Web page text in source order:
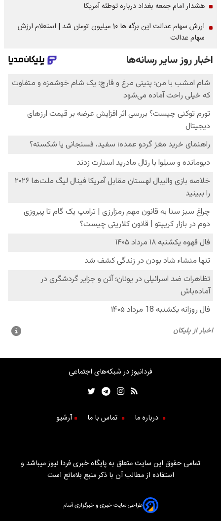
هشدار امام جمعه بغداد درباره توطئه آمریکا
ارزش سهام عدالت این برگه ها 10 میلیون تومان شد | استعلام ارزش
سهام عدالت
فردانیوز در شبکه‌های اجتماعی
درباره ما تماس با ما آرشیو
تمامی حقوق این سایت متعلق به پایگاه خبری فردا نیوز میباشد و
استفاده از مطالب آن با ذکر منبع بلامانع است
طراحی سایت خبری و خبرگزاری آسام